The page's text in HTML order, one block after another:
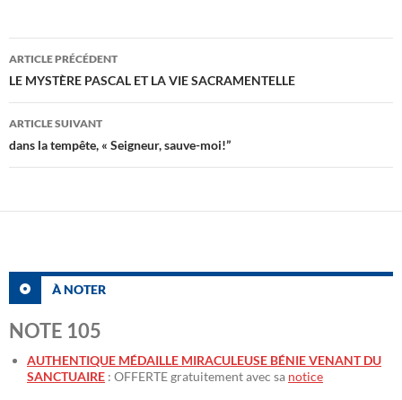
Navigation
des
articles
ARTICLE PRÉCÉDENT
LE MYSTÈRE PASCAL ET LA VIE SACRAMENTELLE
ARTICLE SUIVANT
dans la tempête, « Seigneur, sauve-moi!”
À NOTER
NOTE 105
AUTHENTIQUE MÉDAILLE MIRACULEUSE BÉNIE VENANT DU
SANCTUAIRE : OFFERTE gratuitement avec sa notice